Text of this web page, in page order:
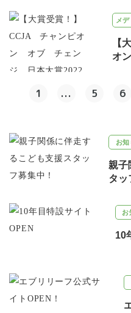
メ
【
オ
1 ... 5 6
お
親子
タッ
お
10